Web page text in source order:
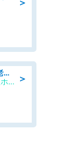
＞
＞
「栄養士」正職員/日勤のみ/特別養護老人ホーム
社会福祉法人しもにた会/特別養護老人ホーム かぶらの里